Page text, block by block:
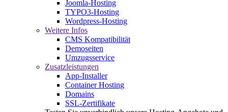
Joomla-Hosting
TYPO3-Hosting
Wordpress-Hosting
Weitere Infos
CMS Kompatibilität
Demoseiten
Umzugsservice
Zusatzleistungen
App-Installer
Container Hosting
Domains
SSL-Zertifikate